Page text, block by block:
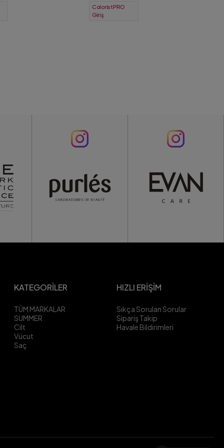
ColoristPRO
Giriş
KATEGORİLER
TÜM MARKALAR
SUMMER
Cilt
Vücut
Saç
HIZLI ERİŞİM
Sıkça Sorulan Sorular
Sipariş Takip
Havale Bildirimleri